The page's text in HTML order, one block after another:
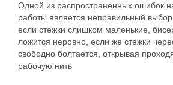
Одной из распространенных ошибок
работы является неправильный
если стежки слишком маленькие,
ложится неровно, если же стежки
свободно болтается, открывая
рабочую нить